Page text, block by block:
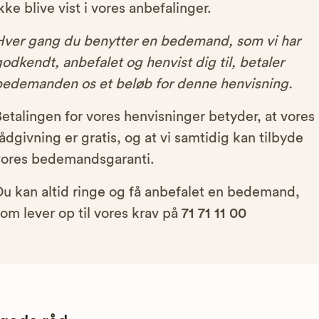
blive vist i vores anbefalinger.
gang du benytter en bedemand, som vi har
anbefalet og henvist dig til, betaler
os et beløb for denne henvisning.
for vores henvisninger betyder, at vores
er gratis, og at vi samtidig kan tilbyde
bedemandsgaranti.
kan altid ringe og få anbefalet en bedemand,
lever op til vores krav på 71 71 11 00